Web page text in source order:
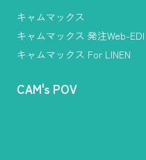
キャムマックス
キャムマックス 発注Web-EDI
キャムマックス For LINEN
CAM's POV